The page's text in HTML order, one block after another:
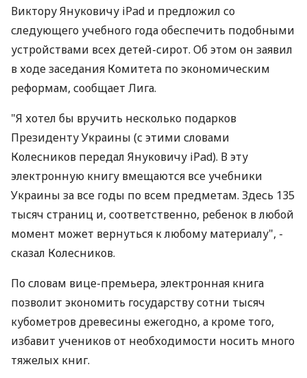
Виктору Януковичу iPad и предложил со
следующего учебного года обеспечить подобными
устройствами всех детей-сирот. Об этом он заявил
в ходе заседания Комитета по экономическим
реформам, сообщает Лига.
"Я хотел бы вручить несколько подарков
Президенту Украины (с этими словами
Колесников передал Януковичу iPad). В эту
электронную книгу вмещаются все учебники
Украины за все годы по всем предметам. Здесь 135
тысяч страниц и, соответственно, ребенок в любой
момент может вернуться к любому материалу", -
сказал Колесников.
По словам вице-премьера, электронная книга
позволит экономить государству сотни тысяч
кубометров древесины ежегодно, а кроме того,
избавит учеников от необходимости носить много
тяжелых книг.